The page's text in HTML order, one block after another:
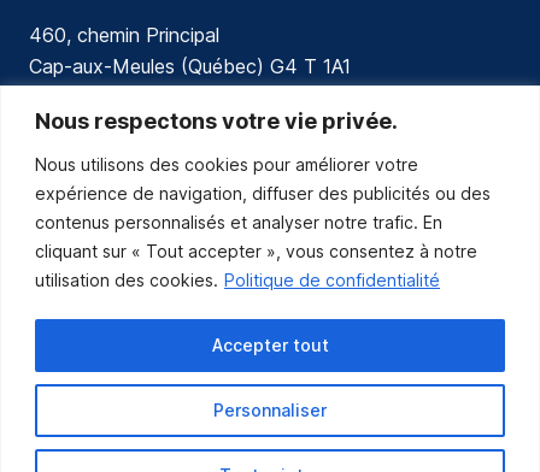
Nous respectons votre vie privée.
Nous utilisons des cookies pour améliorer votre
expérience de navigation, diffuser des publicités ou des
contenus personnalisés et analyser notre trafic. En
cliquant sur « Tout accepter », vous consentez à notre
utilisation des cookies. Politique de confidentialité
Personnaliser
Accepter tout
460, chemin Principal
Cap-aux-Meules (Québec) G4 T 1A1
communications@muniles.ca
418 986-3100
Composez le 1 en tout temps pour toutes urgences.
Abonnez-vous
Abonnez-vous pour recevoir les nouvelles
de la Municipalité par courriel.